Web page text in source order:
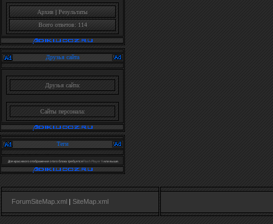
Архив | Результаты
Всего ответов: 114
Друзья сайта
Друзья сайта:
Сайты персонала:
Теги
Для красивого отображения этого блока требуетсяFlash Player 9или выше.
ForumSiteMap.xml | SiteMap.xml